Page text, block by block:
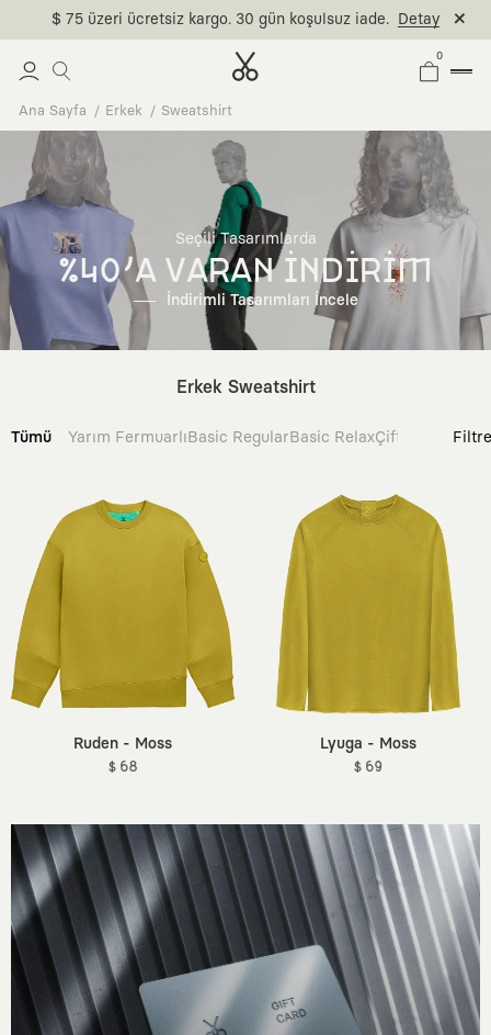
$ 75 üzeri ücretsiz kargo. 30 gün koşulsuz iade. Detay
0
Ana Sayfa Erkek Sweatshirt
Seçili Tasarımlarda
%40'A VARAN İNDİRİM
İndirimli Tasarımları İncele
Erkek Sweatshirt
Tümü Yarım FermuarlıBasic RegularBasic RelaxÇift Taraflı Filtre
Ruden - Moss
$ 68
Lyuga - Moss
$ 69